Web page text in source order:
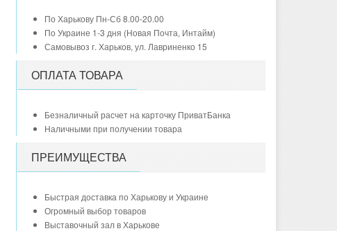
По Харькову Пн-Сб 8.00-20.00
По Украине 1-3 дня (Новая Почта, Интайм)
Самовывоз г. Харьков, ул. Лавриненко 15
ОПЛАТА ТОВАРА
Безналичный расчет на карточку ПриватБанка
Наличными при получении товара
ПРЕИМУЩЕСТВА
Быстрая доставка по Харькову и Украине
Огромный выбор товаров
Выставочный зал в Харькове